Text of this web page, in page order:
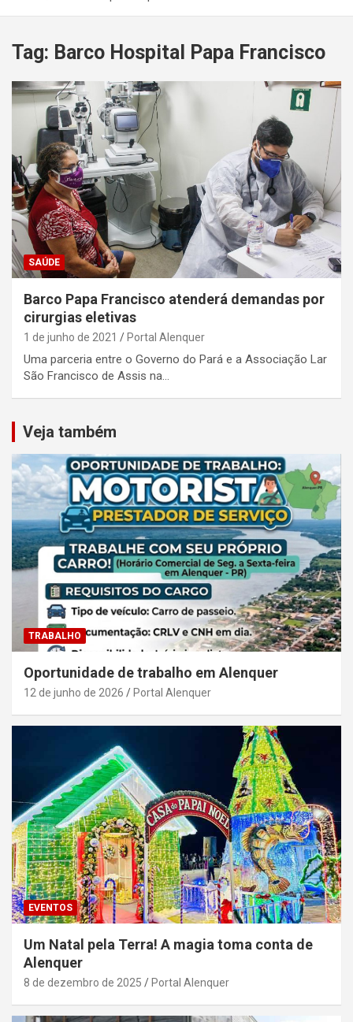
Tag: Barco Hospital Papa Francisco
SAÚDE
Barco Papa Francisco atenderá demandas por
cirurgias eletivas
1 de junho de 2021 Portal Alenquer
Uma parceria entre o Governo do Pará e a Associação Lar
São Francisco de Assis na…
Veja também
TRABALHO
Oportunidade de trabalho em Alenquer
12 de junho de 2026 Portal Alenquer
EVENTOS
Um Natal pela Terra! A magia toma conta de
Alenquer
8 de dezembro de 2025 Portal Alenquer